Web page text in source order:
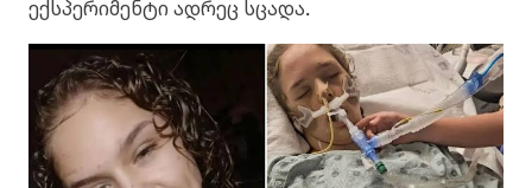
ექსპერიმენტი ადრეც სცადა.